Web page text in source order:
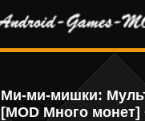
Ми-ми-мишки:
[MOD Много